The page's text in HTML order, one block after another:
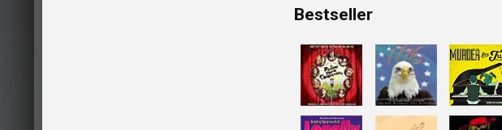
Bestseller